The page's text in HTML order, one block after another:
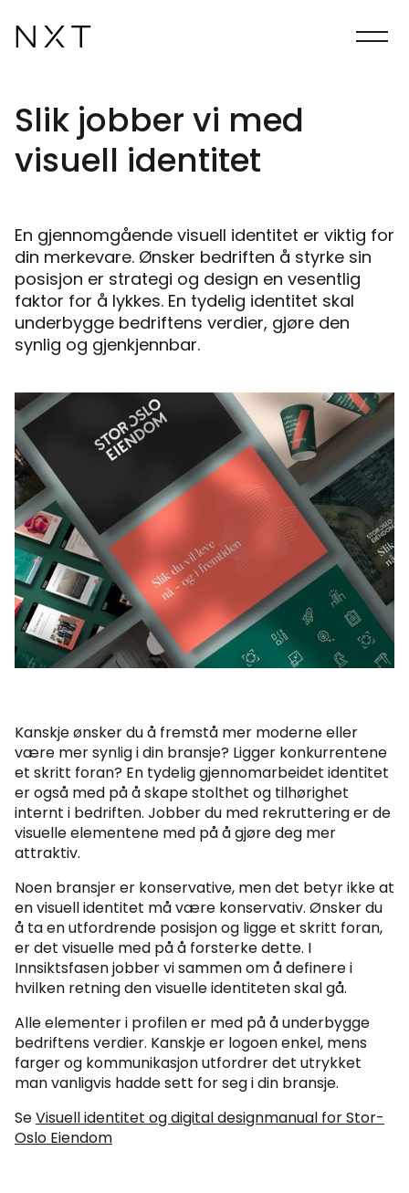
Slik jobber vi med
visuell identitet
En gjennomgående visuell identitet er viktig for
din merkevare. Ønsker bedriften å styrke sin
posisjon er strategi og design en vesentlig
faktor for å lykkes. En tydelig identitet skal
underbygge bedriftens verdier, gjøre den
synlig og gjenkjennbar.
Kanskje ønsker du å fremstå mer moderne eller
være mer synlig i din bransje? Ligger konkurrentene
et skritt foran? En tydelig gjennomarbeidet identitet
er også med på å skape stolthet og tilhørighet
internt i bedriften. Jobber du med rekruttering er de
visuelle elementene med på å gjøre deg mer
attraktiv.
Noen bransjer er konservative, men det betyr ikke at
en visuell identitet må være konservativ. Ønsker du
å ta en utfordrende posisjon og ligge et skritt foran,
er det visuelle med på å forsterke dette. I
Innsiktsfasen jobber vi sammen om å definere i
hvilken retning den visuelle identiteten skal gå.
Alle elementer i profilen er med på å underbygge
bedriftens verdier. Kanskje er logoen enkel, mens
farger og kommunikasjon utfordrer det utrykket
man vanligvis hadde sett for seg i din bransje.
SeVisuell identitet og digital designmanual for Stor-
Oslo Eiendom